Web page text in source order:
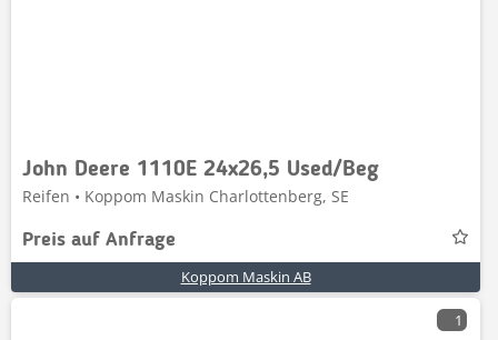
John Deere 1110E 24x26,5 Used/Beg
Reifen • Koppom Maskin Charlottenberg, SE
Preis auf Anfrage
Koppom Maskin AB
1